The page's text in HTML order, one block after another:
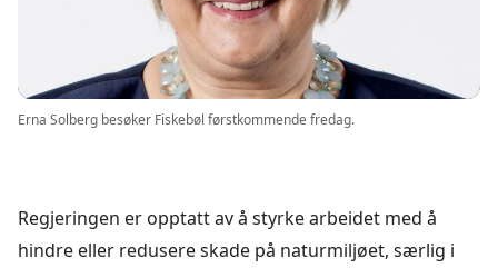
Erna Solberg besøker Fiskebøl førstkommende fredag.
Regjeringen er opptatt av å styrke arbeidet med å
hindre eller redusere skade på naturmiljøet, særlig i